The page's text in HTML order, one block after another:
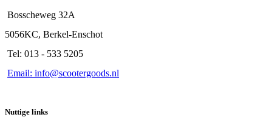
Bosscheweg 32A
5056KC, Berkel-Enschot
Tel: 013 - 533 5205
Email: info@scootergoods.nl
Nuttige links